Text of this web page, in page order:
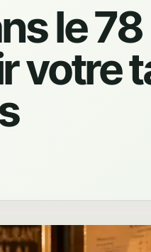
le 78
votre